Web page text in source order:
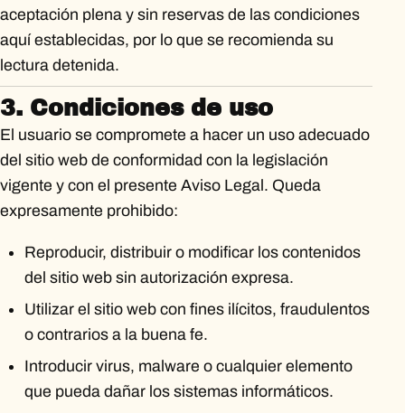
aceptación plena y sin reservas de las condiciones
aquí establecidas, por lo que se recomienda su
lectura detenida.
3. Condiciones de uso
El usuario se compromete a hacer un uso adecuado
del sitio web de conformidad con la legislación
vigente y con el presente Aviso Legal. Queda
expresamente prohibido:
Reproducir, distribuir o modificar los contenidos
del sitio web sin autorización expresa.
Utilizar el sitio web con fines ilícitos, fraudulentos
o contrarios a la buena fe.
Introducir virus, malware o cualquier elemento
que pueda dañar los sistemas informáticos.